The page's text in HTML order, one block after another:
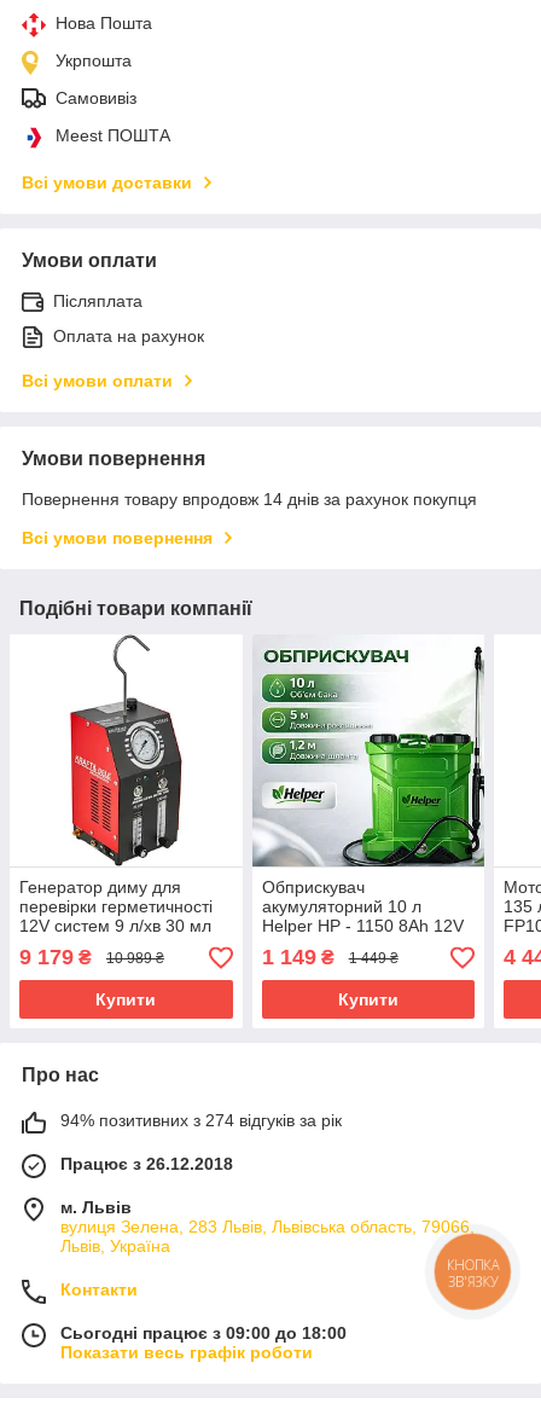
Нова Пошта
Укрпошта
Самовивіз
Meest ПОШТА
Всі умови доставки
Умови оплати
Післяплата
Оплата на рахунок
Всі умови оплати
Умови повернення
Повернення товару впродовж 14 днів за рахунок покупця
Всі умови повернення
Подібні товари компанії
Генератор диму для
перевірки герметичності
12V систем 9 л/хв 30 мл
пристрій для виявлення
витоків палива
9 179 ₴ 10 989 ₴
Купити
Обприскувач
акумуляторний 10 л
Helper HP - 1150 8Ah 12V
електричний обприскувач
для саду
1 149₴ 1 449 ₴
Купити
135
4
Про нас
94% позитивних з 274 відгуків за рік
Працює з 26.12.2018
м. Львів
вулиця Зелена, 283 Львів, Львівська область, 79066,
Львів, Україна
Контакти
Сьогодні працює з 09:00 до 18:00
Показати весь графік роботи
КНОПКА
ЗВ'ЯЗКУ